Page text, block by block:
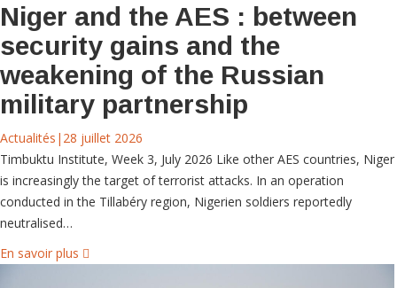
Niger and the AES : between
security gains and the
weakening of the Russian
military partnership
Actualités | 28 juillet 2026
Timbuktu Institute, Week 3, July 2026 Like other AES countries, Niger
is increasingly the target of terrorist attacks. In an operation
conducted in the Tillabéry region, Nigerien soldiers reportedly
neutralised…
En savoir plus